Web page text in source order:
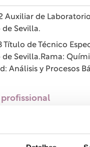
Auxiliar de
Sevilla.
Título de Técnico
Sevilla.Rama:
Análisis y Procesos
profissional